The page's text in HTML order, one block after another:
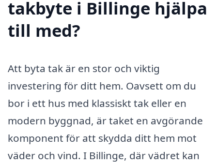
takbyte i Billinge hjälpa
till med?
Att byta tak är en stor och viktig
investering för ditt hem. Oavsett om du
bor i ett hus med klassiskt tak eller en
modern byggnad, är taket en avgörande
komponent för att skydda ditt hem mot
väder och vind. I Billinge, där vädret kan